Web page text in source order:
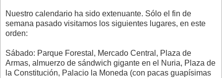
Nuestro calendario ha sido extenuante. Sólo el fin de
semana pasado visitamos los siguientes lugares, en este
orden:
Sábado: Parque Forestal, Mercado Central, Plaza de
Armas, almuerzo de sándwich gigante en el Nuria, Plaza de
la Constitución, Palacio la Moneda (con pacas guapísimas